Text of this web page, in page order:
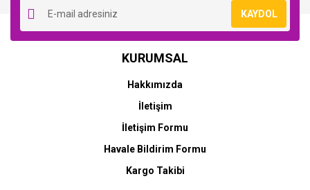
KAYDOL
KURUMSAL
Hakkımızda
İletişim
İletişim Formu
Havale Bildirim Formu
Kargo Takibi